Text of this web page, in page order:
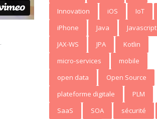
.
Innovation
iOS IoT
iPhone
Java
Javascript
JAX-WS
JPA
Kotlin
micro-services
mobile
open data
Open Source
plateforme digitale
PLM
SaaS
SOA sécurité